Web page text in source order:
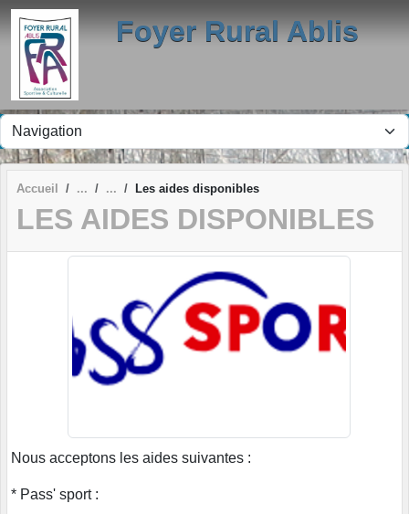
Foyer Rural Ablis
Accueil Les aides disponibles
LES AIDES DISPONIBLES
Nous acceptons les aides suivantes :
* Pass' sport :
Panneau de gestion des cookies